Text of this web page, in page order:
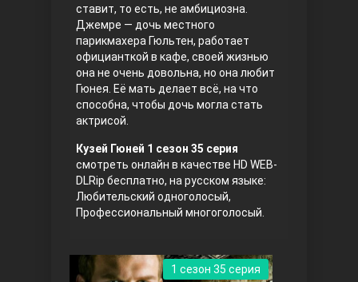
Любовь напрокат
Воскресший Эртугрул
ставит, то есть, не амбициозна.
Джемре — дочь местного
парикмахера Гюльтен, работает
официанткой в кафе, своей жизнью
она не очень довольна, но она любит
Гюнея. Её мать делает всё, на что
способна, чтобы дочь могла стать
актрисой.
Кузей Гюней 1 сезон 35 серия
смотреть онлайн в качестве HD WEB-
DLRip бесплатно, на русском языке:
Любительский одноголосый,
Профессиональный многоголосый.
1 сезон 35 серия